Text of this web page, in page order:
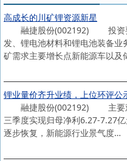
高成长的川矿锂资源新星
融捷股份(002192) 投资要
发、锂电池材料和锂电池装备
矿需求主要增长点新能源车以
锂业量价齐升业绩，上位环评公
融捷股份(002192) 主要观
三季度实现归母净利6.27-
逐步恢复，新能源行业景气度…